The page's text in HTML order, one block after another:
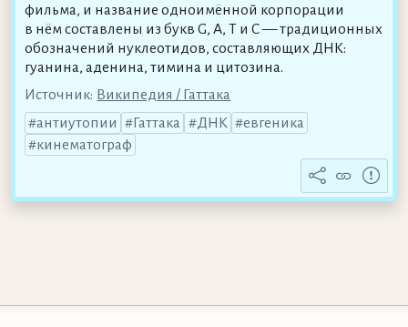
фильма, и название одноимённой корпорации
в нём составлены из букв G, A, T и C — традиционных
обозначений нуклеотидов, составляющих ДНК:
гуанина, аденина, тимина и цитозина.
Источник: Википедия / Гаттака
антиутопии
Гаттака ДНК
евгеника
кинематограф